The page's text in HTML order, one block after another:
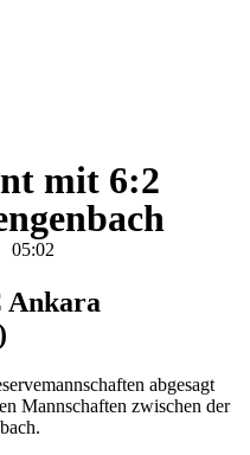
mit 6:2
05:02
Ankara
abgesagt
Mannschaften zwischen der